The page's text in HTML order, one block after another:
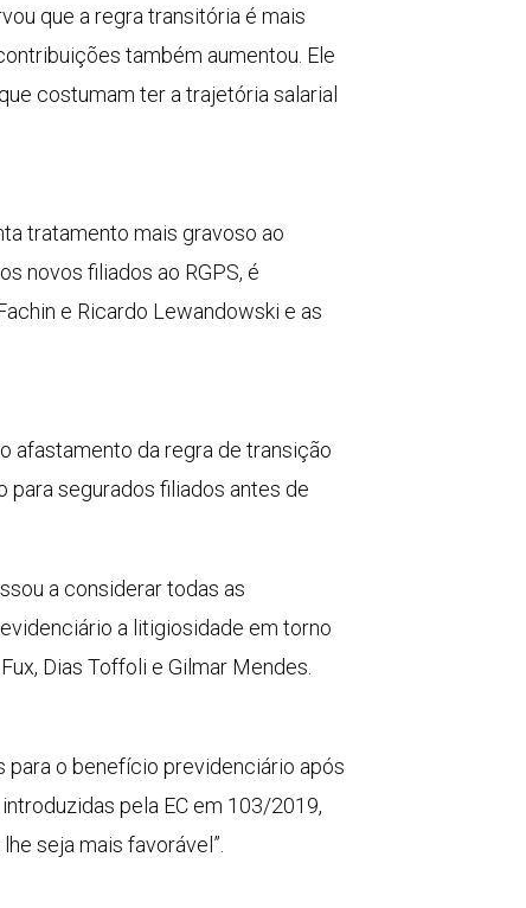
que a regra transitória é mais
também aumentou. Ele
costumam ter a trajetória salarial
tratamento mais gravoso ao
novos filiados ao RGPS, é
e Ricardo Lewandowski e as
afastamento da regra de transição
segurados filiados antes de
a considerar todas as
a litigiosidade em torno
Dias Toffoli e Gilmar Mendes.
para o benefício previdenciário após
pela EC em 103/2019,
seja mais favorável”.